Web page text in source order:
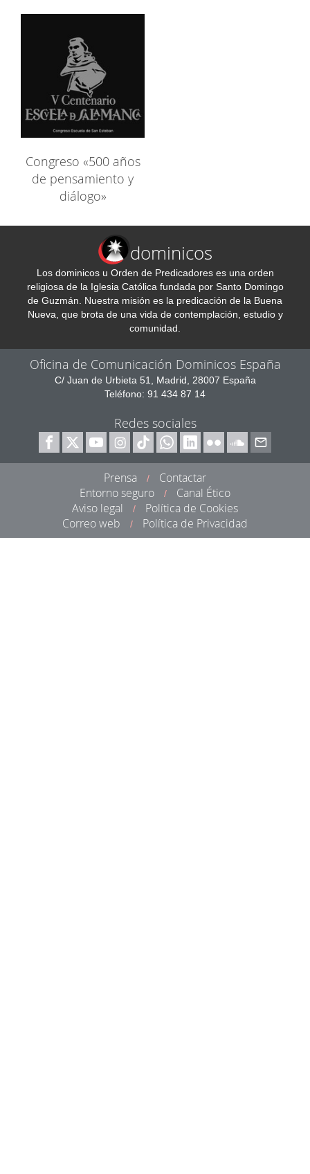
Congreso «500 años
de pensamiento y
diálogo»
dominicos
Los dominicos u Orden de Predicadores es una orden
religiosa de la Iglesia Católica fundada por Santo Domingo
de Guzmán. Nuestra misión es la predicación de la Buena
Nueva, que brota de una vida de contemplación, estudio y
comunidad.
Oficina de Comunicación Dominicos España
C/ Juan de Urbieta 51, Madrid, 28007 España
Teléfono: 91 434 87 14
Redes sociales
Prensa /
Contactar
Entorno seguro
/
Canal Ético
Aviso legal
/
Política de Cookies
Correo web
/ Política de Privacidad